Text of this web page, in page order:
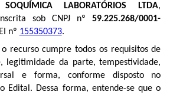
SOQUÍMICA LABORATÓRIOS LTDA,
sob CNPJ nº59.225.268/0001-
nº 155350373.
recurso cumpre todos os requisitos de
legitimidade da parte, tempestividade,
e forma, conforme disposto no
Edital. Dessa forma, entende-se que o